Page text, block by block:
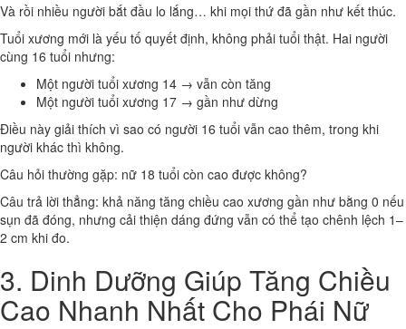
Và rồi nhiều người bắt đầu lo lắng… khi mọi thứ đã gần như kết thúc.
Tuổi xương mới là yếu tố quyết định, không phải tuổi thật. Hai người
cùng 16 tuổi nhưng:
Một người tuổi xương 14 → vẫn còn tăng
Một người tuổi xương 17 → gần như dừng
Điều này giải thích vì sao có người 16 tuổi vẫn cao thêm, trong khi
người khác thì không.
Câu hỏi thường gặp: nữ 18 tuổi còn cao được không?
Câu trả lời thẳng: khả năng tăng chiều cao xương gần như bằng 0 nếu
sụn đã đóng, nhưng cải thiện dáng đứng vẫn có thể tạo chênh lệch 1–
2 cm khi đo.
3. Dinh Dưỡng Giúp Tăng Chiều
Cao Nhanh Nhất Cho Phái Nữ